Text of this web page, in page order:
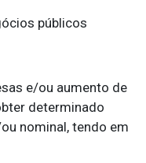
públicos
e/ou aumento de
determinado
nominal, tendo em